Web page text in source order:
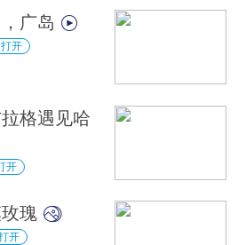
广岛
开
格遇见哈
开
瑰
开